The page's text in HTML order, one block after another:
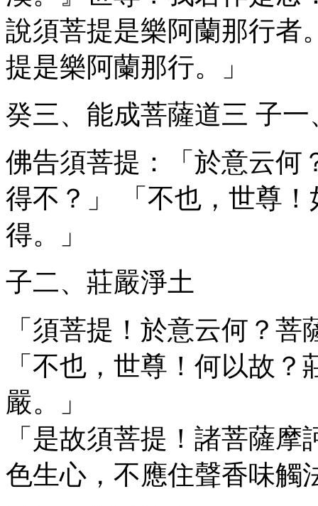
說須菩提是樂阿蘭那行者
提是樂阿蘭那行。」
癸三、能成菩薩道三 子一
佛告須菩提：「於意云何
得不？」 「不也，世尊
得。」
子二、莊嚴淨土
「須菩提！於意云何？
「不也，世尊！何以故
嚴。」
「是故須菩提！諸菩薩
色生心，不應住聲香味觸